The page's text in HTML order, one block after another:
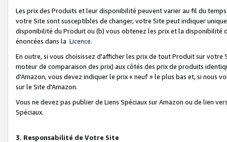
Les prix des Produits et leur disponibilité peuvent varier au fil du
votre Site sont susceptibles de changer, votre Site peut indiquer
disponibilité du Produit ou (b) vous obtenez les prix et la disponibilité
énoncées dans la Licence.
En outre, si vous choisissez d'afficher les prix de tout Produit sur
moteur de comparaison des prix) aux côtés des prix de produits
d'Amazon, vous devez indiquer le prix « neuf » le plus bas et, si nous
sur le Site d'Amazon.
Vous ne devez pas publier de Liens Spéciaux sur Amazon ou de lien
Spéciaux.
3. Responsabilité de Votre Site